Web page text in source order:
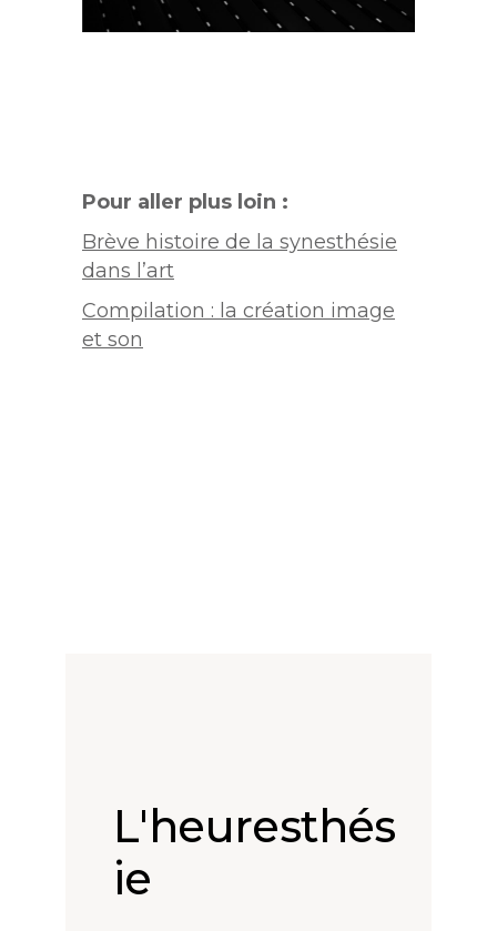
Pour aller plus loin :
Brève histoire de la synesthésie
dans l’art
Compilation : la création image
et son
L'heuresthés
ie